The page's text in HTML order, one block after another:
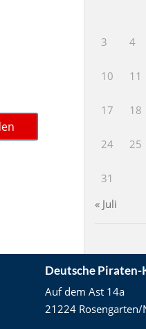
3 4
10 11
17 18
24 25
31
« Juli
Deutsche Piraten-
Auf dem Ast 14a
21224